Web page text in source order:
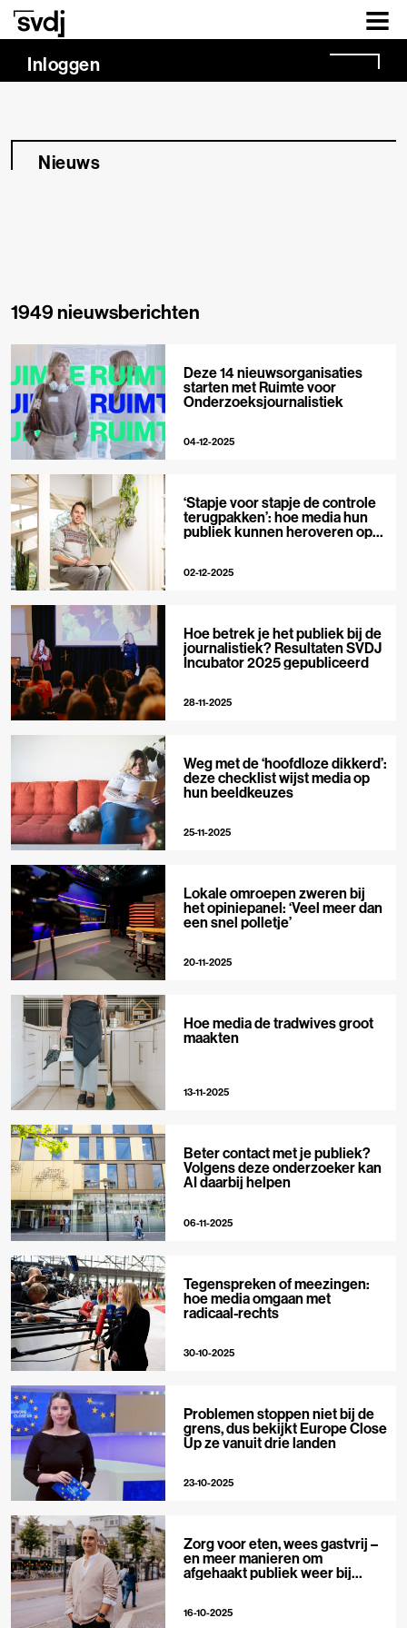
Naar hoofdinhoud
Inloggen
Nieuws
1949 nieuwsberichten
Deze 14 nieuwsorganisaties
starten met Ruimte voor
Onderzoeksjournalistiek
04-12-2025
‘Stapje voor stapje de controle
terugpakken’: hoe media hun
publiek kunnen heroveren op
02-12-2025
Hoe betrek je het publiek bij de
journalistiek? Resultaten SVDJ
Incubator 2025 gepubliceerd
28-11-2025
Weg met de ‘hoofdloze dikkerd’:
deze checklist wijst media op
hun beeldkeuzes
25-11-2025
Lokale omroepen zweren bij
het opiniepanel: ‘Veel meer dan
een snel polletje’
20-11-2025
Hoe media de tradwives groot
maakten
13-11-2025
Beter contact met je publiek?
Volgens deze onderzoeker kan
AI daarbij helpen
06-11-2025
Tegenspreken of meezingen:
hoe media omgaan met
radicaal-rechts
30-10-2025
Problemen stoppen niet bij de
grens, dus bekijkt Europe Close
Up ze vanuit drie landen
23-10-2025
Zorg voor eten, wees gastvrij –
en meer manieren om
afgehaakt publiek weer bij
16-10-2025